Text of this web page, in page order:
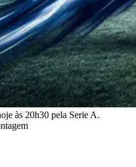
às 20h30 pela Serie A.